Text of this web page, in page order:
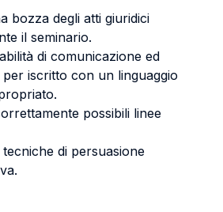
bozza degli atti giuridici
il seminario.
di comunicazione ed
per iscritto con un linguaggio
possibili linee
di persuasione